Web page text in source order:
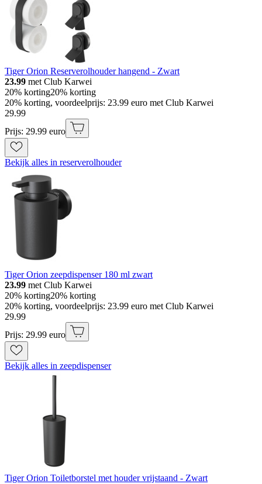
Tiger Orion Reserverolhouder hangend - Zwart
23.99 met Club Karwei
20% korting20% korting
20% korting, voordeelprijs: 23.99 euro met Club Karwei
29.99
Prijs: 29.99 euro
Bekijk alles in reserverolhouder
Tiger Orion zeepdispenser 180 ml zwart
23.99 met Club Karwei
20% korting20% korting
20% korting, voordeelprijs: 23.99 euro met Club Karwei
29.99
Prijs: 29.99 euro
Bekijk alles in zeepdispenser
Tiger Orion Toiletborstel met houder vrijstaand - Zwart